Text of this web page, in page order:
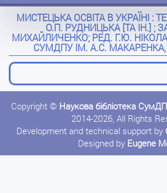
МИСТЕЦЬКА ОСВІТА В УКРАЇНІ :
О.П. РУДНИЦЬКА [ТА ІН.] ;
МИХАЙЛИЧЕНКО; РЕД. Г.Ю.
СУМДПУ ІМ. А.С. МАКАРЕНКА,
Copyright © Наукова бібліотека
2014-2026, All Rights
Development and technical support by
Designed by Eugene